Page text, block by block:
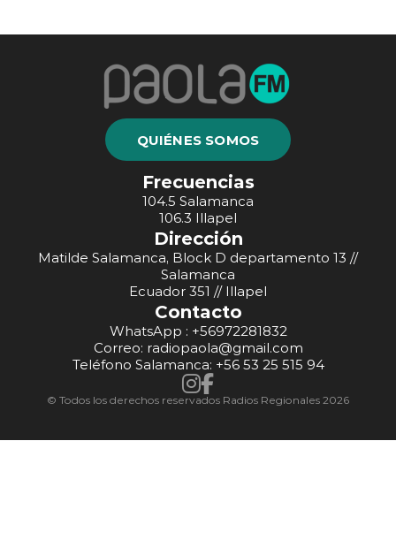
QUIÉNES SOMOS
Frecuencias
104.5 Salamanca
106.3 Illapel
Dirección
Matilde Salamanca, Block D departamento 13 //
Salamanca
Ecuador 351 // Illapel
Contacto
WhatsApp : +56972281832
Correo: radiopaola@gmail.com
Teléfono Salamanca: +56 53 25 515 94
© Todos los derechos reservados Radios Regionales 2026